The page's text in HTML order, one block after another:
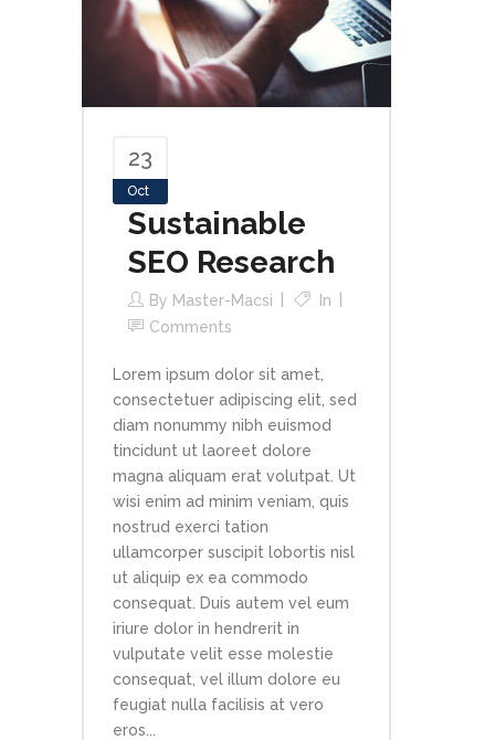
23
Oct
Sustainable
SEO Research
By Master-Macsi
In
Comments
Lorem ipsum dolor sit amet,
consectetuer adipiscing elit, sed
diam nonummy nibh euismod
tincidunt ut laoreet dolore
magna aliquam erat volutpat. Ut
wisi enim ad minim veniam, quis
nostrud exerci tation
ullamcorper suscipit lobortis nisl
ut aliquip ex ea commodo
consequat. Duis autem vel eum
iriure dolor in hendrerit in
vulputate velit esse molestie
consequat, vel illum dolore eu
feugiat nulla facilisis at vero
eros...